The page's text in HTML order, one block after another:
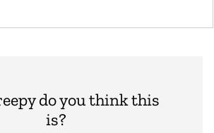
do you think this
is?